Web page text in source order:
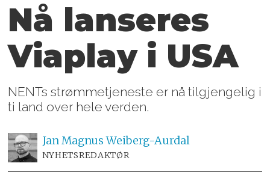
Nå lanseres
Viaplay i USA
NENTs strømmetjeneste er nå tilgjengelig i
ti land over hele verden.
Jan Magnus Weiberg-Aurdal
NYHETSREDAKTØR